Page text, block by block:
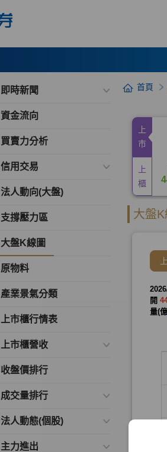
即時新聞
資金流向
買賣力分析
信用交易
法人動向(大盤)
支撐壓力區
大盤K線圖
原物料
產業景氣分類
上市櫃行情表
上市櫃營收
收盤價排行
成交量排行
法人動態(個股)
主力進出
首頁